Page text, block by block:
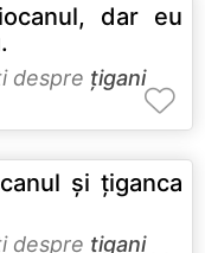
dar eu
despre țigani
şi ţiganca
despre țigani